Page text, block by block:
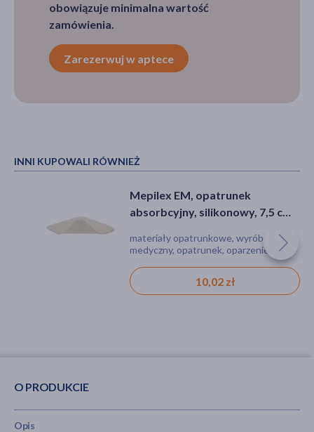
obowiązuje minimalna wartość
zamówienia.
Zarezerwuj w aptece
INNI KUPOWALI RÓWNIEŻ
Mepilex EM, opatrunek
absorbcyjny, silikonowy, 7,5 cm
wielosztukowego)
materiały opatrunkowe, wyrób
medyczny, opatrunek, oparzenie,
10,02 zł
O PRODUKCIE
Opis